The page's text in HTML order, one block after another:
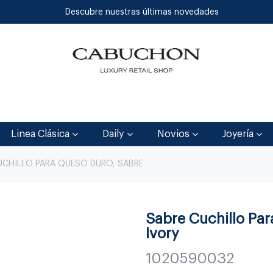
Descubre nuestras últimas novedades
Linea Clásica Daily Novios Joyería
PARA QUESO DURO, SABRE
Sabre Cuchillo
Ivory
1020590032